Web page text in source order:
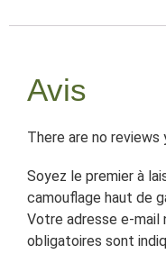
Avis
There are no reviews
Soyez le premier à
camouflage haut de
Votre adresse e-mail
obligatoires sont